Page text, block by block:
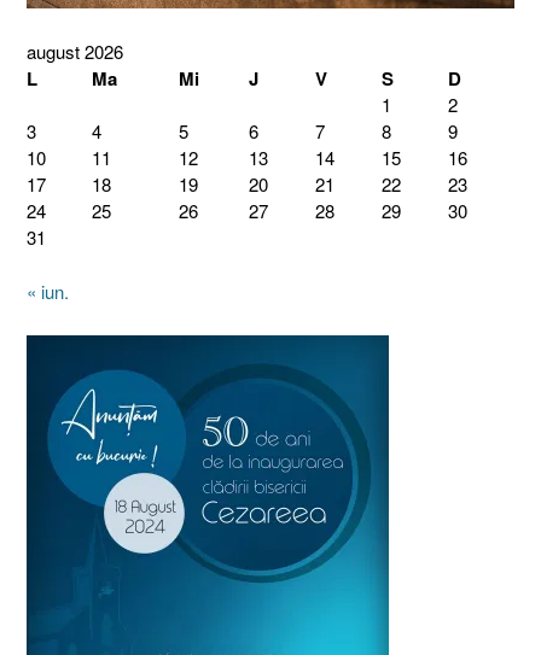
august 2026
L Ma Mi J V S D
1
2
3
4 5 6 7 8
9
10
11 12 13 14 15
16
17
18 19 20 21 22
23
24
25 26 27 28 29
30
31
« iun.